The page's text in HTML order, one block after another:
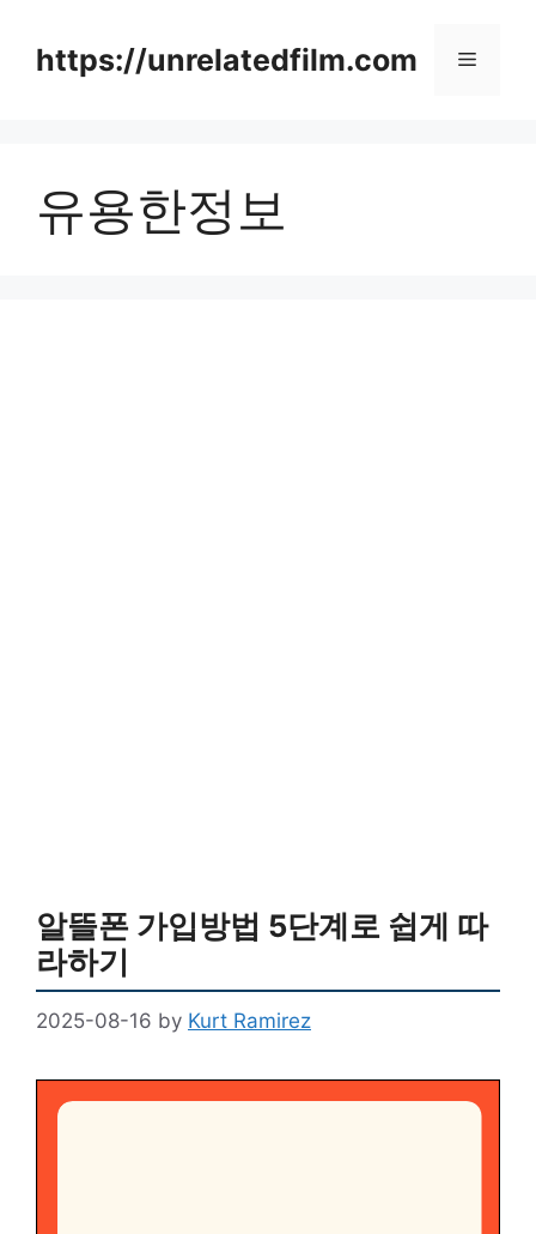
contenthttps://unrelatedfilm.com Menu
유용한정보
알뜰폰 가입방법 5단계로 쉽게 따
라하기
2025-08-16 by Kurt Ramirez